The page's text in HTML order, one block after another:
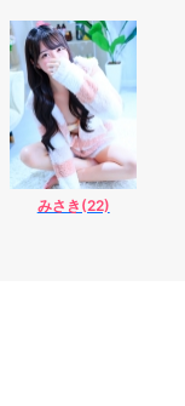
みさき(22)